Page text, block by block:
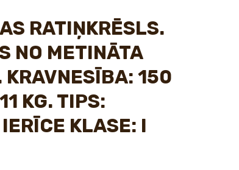
RATIŅKRĒSLS.
NO METINĀTA
150
KG. TIPS:
KLASE: I